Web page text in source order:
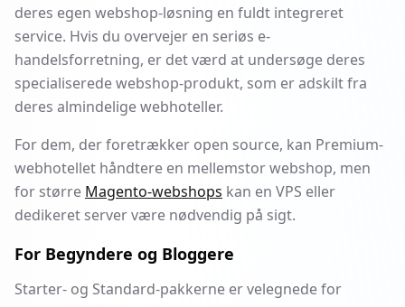
deres egen webshop-løsning en fuldt integreret
service. Hvis du overvejer en seriøs e-
handelsforretning, er det værd at undersøge deres
specialiserede webshop-produkt, som er adskilt fra
deres almindelige webhoteller.
For dem, der foretrækker open source, kan Premium-
webhotellet håndtere en mellemstor webshop, men
for større Magento-webshops kan en VPS eller
dedikeret server være nødvendig på sigt.
For Begyndere og Bloggere
Starter- og Standard-pakkerne er velegnede for